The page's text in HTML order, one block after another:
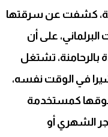
كشفت عن سرقتها
البرلماني، على أن
بالرحامنة، تشتغل
في الوقت نفسه،
كمستخدمة
الشهري أو